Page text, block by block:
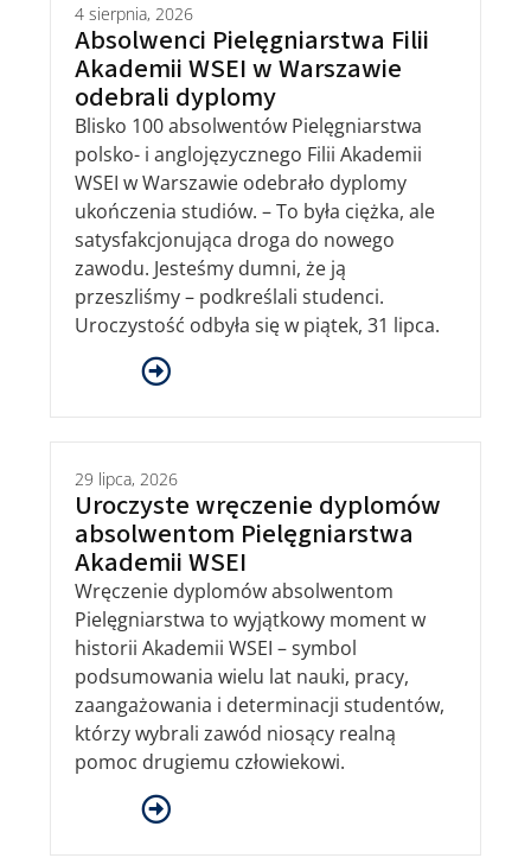
4 sierpnia, 2026
Absolwenci Pielęgniarstwa Filii
Akademii WSEI w Warszawie
odebrali dyplomy
Blisko 100 absolwentów Pielęgniarstwa
polsko- i anglojęzycznego Filii Akademii
WSEI w Warszawie odebrało dyplomy
ukończenia studiów. – To była ciężka, ale
satysfakcjonująca droga do nowego
zawodu. Jesteśmy dumni, że ją
przeszliśmy – podkreślali studenci.
Uroczystość odbyła się w piątek, 31 lipca.
29 lipca, 2026
Uroczyste wręczenie dyplomów
absolwentom Pielęgniarstwa
Akademii WSEI
Wręczenie dyplomów absolwentom
Pielęgniarstwa to wyjątkowy moment w
historii Akademii WSEI – symbol
podsumowania wielu lat nauki, pracy,
zaangażowania i determinacji studentów,
którzy wybrali zawód niosący realną
pomoc drugiemu człowiekowi.